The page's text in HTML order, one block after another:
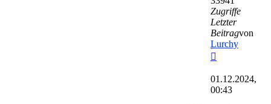
Zugriffe
Letzter
Beitragvon
Lurchy
Beitrag
01.12.2024,
00:43